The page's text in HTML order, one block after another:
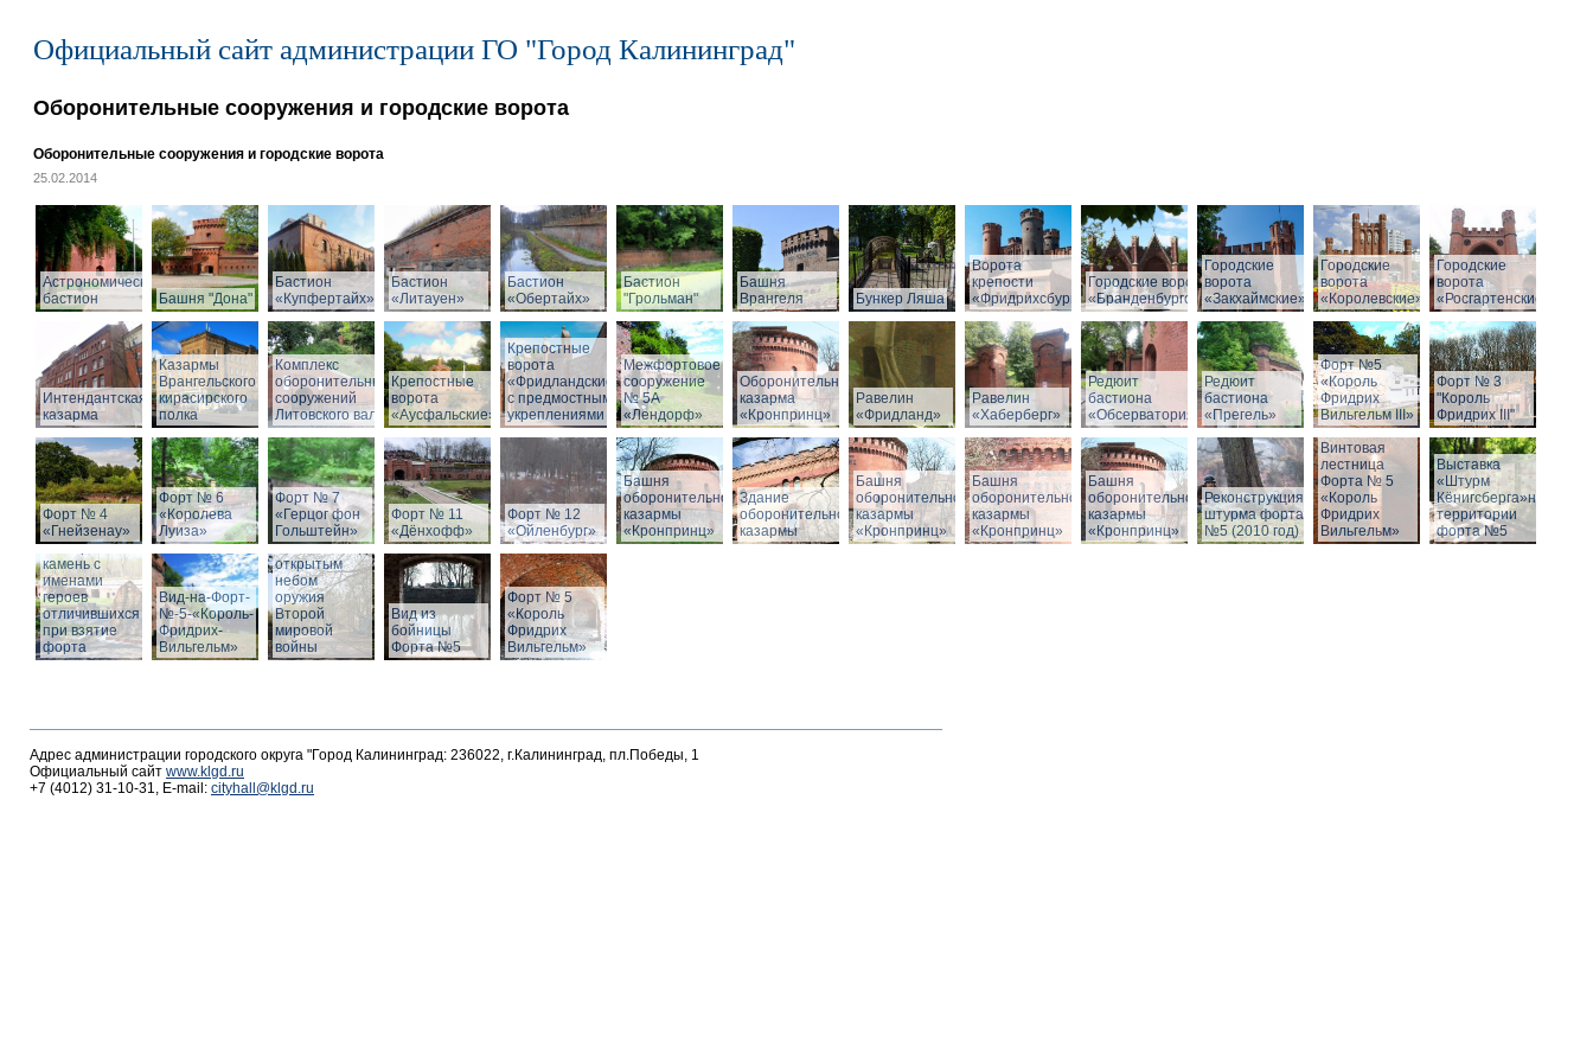
Официальный сайт администрации ГО "Город Калининград"
Оборонительные сооружения и городские ворота
Оборонительные сооружения и городские ворота
25.02.2014
Астрономический
бастион
Башня "Дона"
Бастион
«Купфертайх»
Бастион
«Литауен»
Бастион
«Обертайх»
Бастион
"Грольман"
Башня
Врангеля
Бункер Ляша
Ворота
крепости
«Фридрихсбург»
Городские ворота
«Бранденбургские»
Городские
ворота
«Закхаймские»
Городские
ворота
«Королевские»
Городские
ворота
«Росгартенские»
Интендантская
казарма
Казармы
Врангельского
кирасирского
полка
Комплекс
оборонительных
сооружений
Литовского вала
Крепостные
ворота
«Аусфальские»
Крепостные
ворота
«Фридландские»
с предмостными
укреплениями
Межфортовое
сооружение
№ 5А
«Лендорф»
Оборонительная
казарма
«Кронпринц»
Равелин
«Фридланд»
Равелин
«Хаберберг»
Редюит
бастиона
«Обсерватория»
Редюит
бастиона
«Прегель»
Форт №5
«Король
Фридрих
Вильгельм III»
Форт № 3
"Король
Фридрих III"
Форт № 4
«Гнейзенау»
Форт № 6
«Королева
Луиза»
Форт № 7
«Герцог фон
Гольштейн»
Форт № 11
«Дёнхофф»
Форт № 12
«Ойленбург»
Башня
оборонительной
казармы
«Кронпринц»
Здание
оборонительной
казармы
Башня
оборонительной
казармы
«Кронпринц»
Башня
оборонительной
казармы
«Кронпринц»
Башня
оборонительной
казармы
«Кронпринц»
Реконструкция
штурма форта
№5 (2010 год)
Винтовая
лестница
Форта № 5
«Король
Фридрих
Вильгельм»
Выставка
«Штурм
Кёнигсберга»на
территории
форта №5
Мемориальный
камень с
именами
героев
отличившихся
при взятие
форта
Вид-на-Форт-
№-5-«Король-
Фридрих-
Вильгельм»
Выставка под
открытым
небом
оружия
Второй
мировой
войны
Вид из
бойницы
Форта №5
Форт № 5
«Король
Фридрих
Вильгельм»
Адрес администрации городского округа "Город Калининград: 236022, г.Калининград, пл.Победы, 1
Официальный сайт www.klgd.ru
+7 (4012) 31-10-31, E-mail: cityhall@klgd.ru